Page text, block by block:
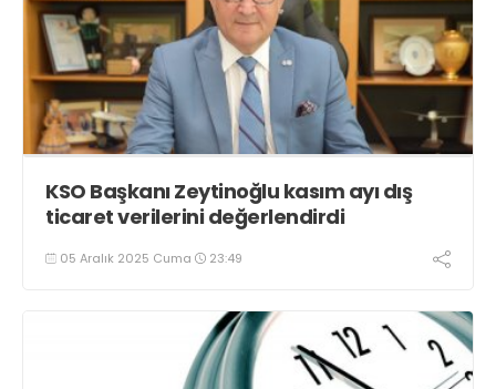
KSO Başkanı Zeytinoğlu kasım ayı dış
ticaret verilerini değerlendirdi
05 Aralık 2025 Cuma 23:49